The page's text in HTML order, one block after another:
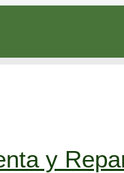
y
Alternar
AlternarAlternarAlternar